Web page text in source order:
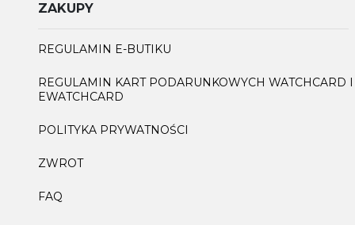
ZAKUPY
REGULAMIN E-BUTIKU
REGULAMIN KART PODARUNKOWYCH WATCHCARD I
EWATCHCARD
POLITYKA PRYWATNOŚCI
ZWROT
FAQ